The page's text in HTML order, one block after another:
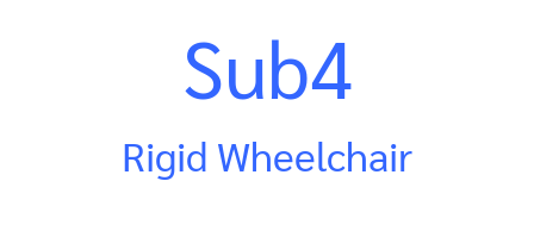
Sub4
Rigid Wheelchair